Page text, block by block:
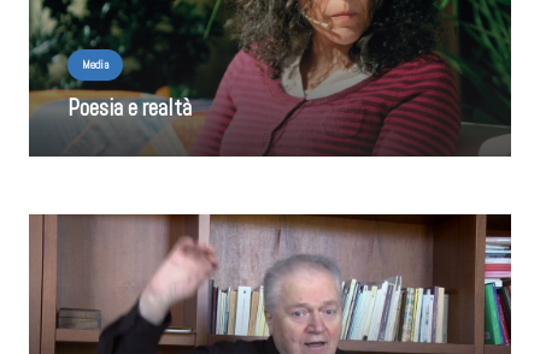
Media
Poesia e realtà